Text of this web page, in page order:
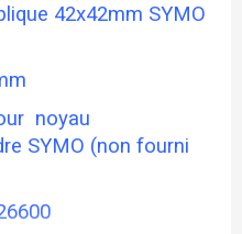
42x42mm SYMO
noyau
SYMO (non fourni